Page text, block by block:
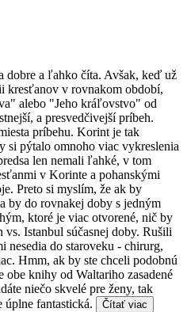
dobre a ľahko číta. Avšak, keď už
kresťanov v rovnakom období,
alebo "Jeho kráľovstvo" od
a presvedčivejší príbeh.
príbehu. Korint je tak
si pýtalo omnoho viac vykreslenia
len nemali ľahké, v tom
v Korinte a pohanskými
Preto si myslím, že ak by
by do rovnakej doby s jedným
ktoré je viac otvorené, nič by
Istanbul súčasnej doby. Rušili
nesedia do staroveku - chirurg,
Hmm, ak by ste chceli podobnú
knihy od Waltariho zasadené
niečo skvelé pre ženy, tak
fantastická.
Čítať viac